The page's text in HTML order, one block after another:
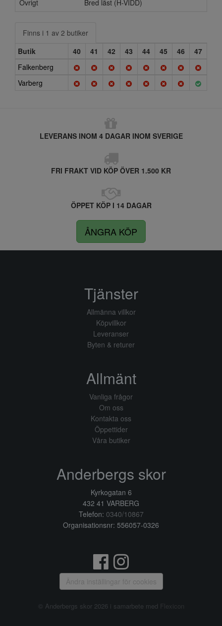
Övrigt
Bred läst (H-VIDD)
Finns i 1 av 2 butiker
Butik
40 41 42 43 44 45 46
47
Falkenberg
Varberg
LEVERANS INOM 4 DAGAR INOM SVERIGE
FRI FRAKT VID KÖP ÖVER 1.500 KR
ÖPPET KÖP I 14 DAGAR
ÅNGRA KÖP
Tjänster
Allmänna villkor
Köpvillkor
Leveranser
Byten & returer
Allmänt
Vanliga frågor
Om oss
Kontakta oss
Öppettider
Våra butiker
Anderbergs skor
Kyrkogatan 6
432 41 VARBERG
Telefon: 0340/10867
Organisationsnr: 556057-0326
Ändra inställingar för cookies
© Anderbergs skor 2026 i samarbete med Flexicon